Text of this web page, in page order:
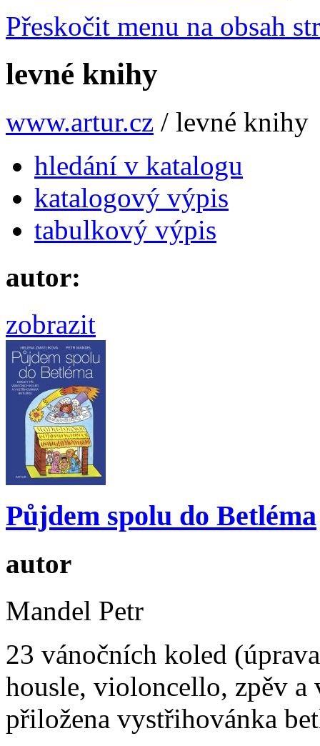
Přeskočit menu na obsah
levné knihy
www.artur.cz / levné knihy
hledání v katalogu
katalogový výpis
tabulkový výpis
autor:
zobrazit
Půjdem spolu do Betléma
autor
Mandel Petr
23 vánočních koled
housle, violoncello, zpěv
přiložena vystřihovánka